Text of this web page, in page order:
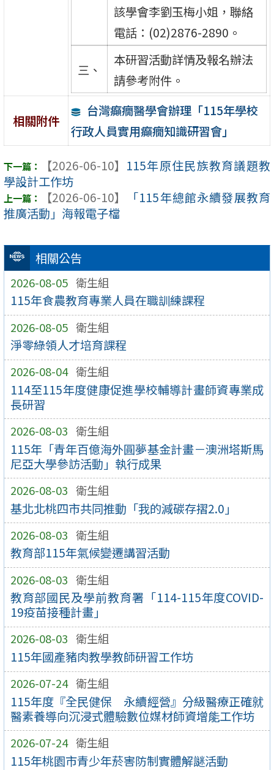
相關公告
2026-08-05 衛生組
115年食農教育專業人員在職訓練課程
2026-08-05 衛生組
淨零綠領人才培育課程
2026-08-04 衛生組
114至115年度健康促進學校輔導計畫師資專業成
長研習
2026-08-03 衛生組
115年「青年百億海外圓夢基金計畫－澳洲塔斯馬
尼亞大學參訪活動」執行成果
2026-08-03 衛生組
基北北桃四市共同推動「我的減碳存摺2.0」
2026-08-03 衛生組
教育部115年氣候變遷講習活動
2026-08-03 衛生組
教育部國民及學前教育署「114-115年度COVID-
19疫苗接種計畫」
2026-08-03 衛生組
115年國產豬肉教學教師研習工作坊
2026-07-24 衛生組
115年度『全民健保 永續經營』分級醫療正確就
醫素養導向沉浸式體驗數位媒材師資增能工作坊
2026-07-24 衛生組
115年桃園市青少年菸害防制實體解謎活動
該學會李劉玉梅小姐，聯絡
電話：(02)2876-2890。
三、
本研習活動詳情及報名辦法
請參考附件。
相關附件
台灣癲癇醫學會辦理「115年學校
行政人員實用癲癇知識研習會」
【2026-06-10】 115年原住民族教育議題教
學設計工作坊
【2026-06-10】
「115年總館永續發展教育
推廣活動」海報電子檔